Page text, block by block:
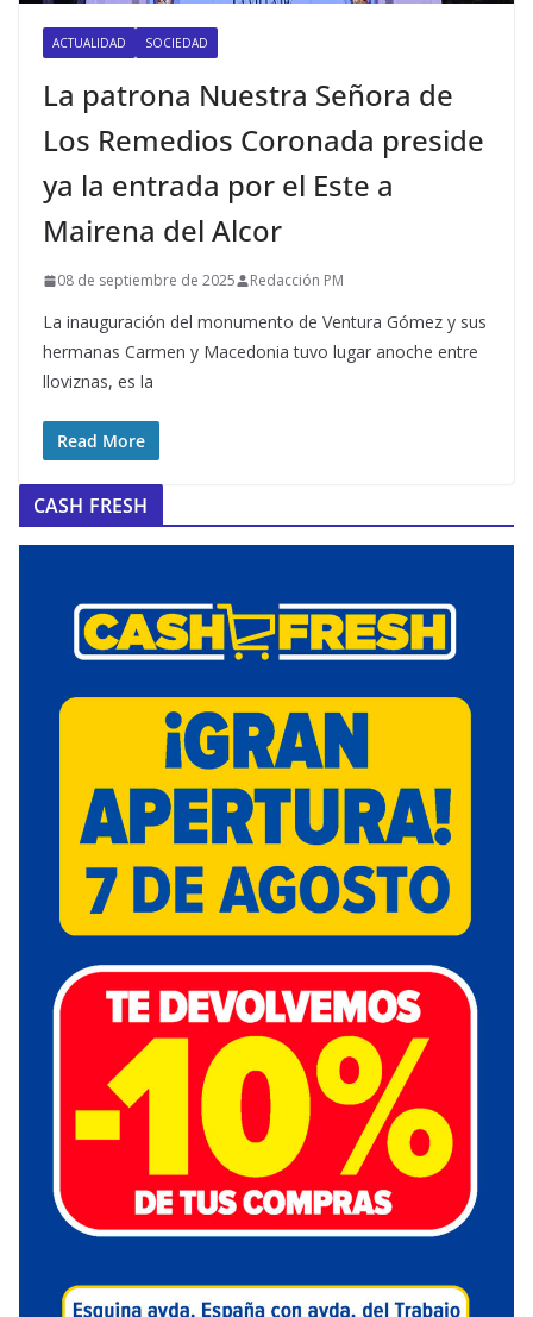
ACTUALIDAD SOCIEDAD
La patrona Nuestra Señora de
Los Remedios Coronada preside
ya la entrada por el Este a
Mairena del Alcor
08 de septiembre de 2025 Redacción PM
La inauguración del monumento de Ventura Gómez y sus
hermanas Carmen y Macedonia tuvo lugar anoche entre
lloviznas, es la
Read More
CASH FRESH